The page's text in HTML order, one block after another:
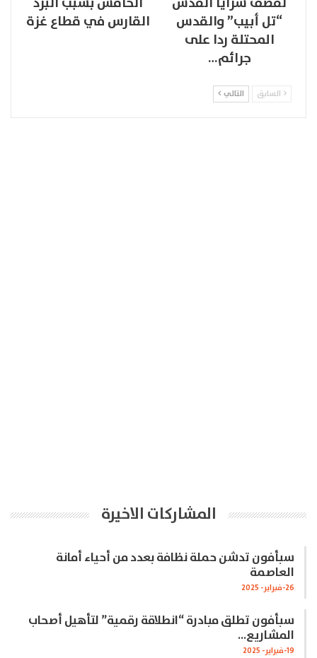
“تل أبيب” والقدس
المحتلة ردا على
جرائم…
القارس في قطاع غزة
السابق التالي
المشاركات الاخيرة
سبأفون تدشن حملة نظافة بعدد من أحياء أمانة
العاصمة
26-فبراير- 2025
سبأفون تطلق مبادرة “انطلاقة رقمية” لتأهيل أصحاب
المشاريع…
19-فبراير- 2025